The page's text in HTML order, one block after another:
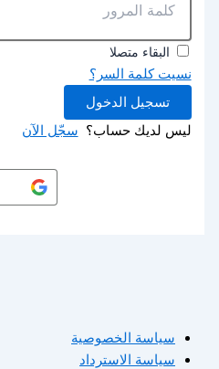
البقاء متصلا
نسيت كلمة السر؟
تسجيل الدخول
ليس لديك حساب؟ سجّل الآن
سياسة الخصوصية
سياسة الاسترداد